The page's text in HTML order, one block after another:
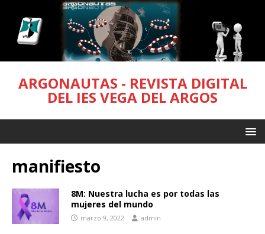
ARGONAUTAS - REVISTA DIGITAL
DEL IES VEGA DEL ARGOS
manifiesto
8M: Nuestra lucha es por todas las
mujeres del mundo
marzo 9, 2022 admin